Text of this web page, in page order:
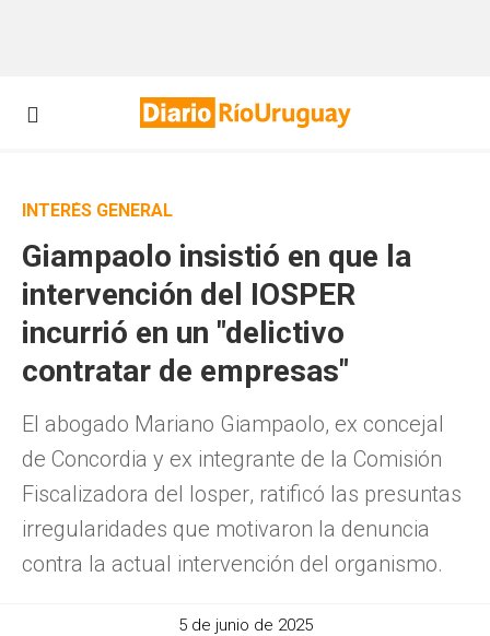
INTERÉS GENERAL
Giampaolo insistió en que la
intervención del IOSPER
incurrió en un "delictivo
contratar de empresas"
El abogado Mariano Giampaolo, ex concejal
de Concordia y ex integrante de la Comisión
Fiscalizadora del Iosper, ratificó las presuntas
irregularidades que motivaron la denuncia
contra la actual intervención del organismo.
5 de junio de 2025